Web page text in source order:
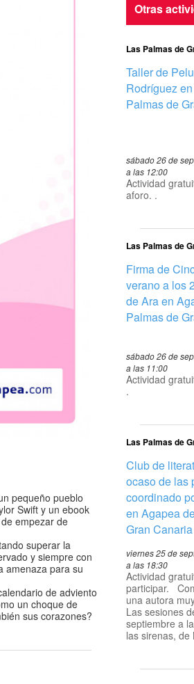
pequeño pueblo
Swift y un ebook
empezar de
superar la
y siempre con
amenaza para su
de adviento
un choque de
sus corazones?
Otras
Las Palmas de
Taller de
Rodríguez
Palmas de
sábado 26 de
a las 12:00
Actividad
aforo. .
Las Palmas de
Firma de
verano a los
de Ara en
Palmas de
sábado 26 de
a las 11:00
Actividad
.
Las Palmas de
Club de
ocaso de las
coordinado
en Agapea
Gran Canaria
viernes 25 de
a las 18:30
Actividad
participar.
una autora
Las sesiones
septiembre a
las sirenas,